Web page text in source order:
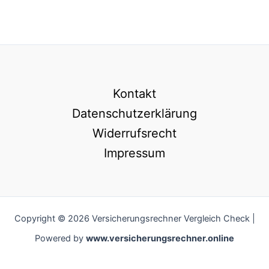
Kontakt
Datenschutzerklärung
Widerrufsrecht
Impressum
Copyright © 2026 Versicherungsrechner Vergleich Check |
Powered by www.versicherungsrechner.online